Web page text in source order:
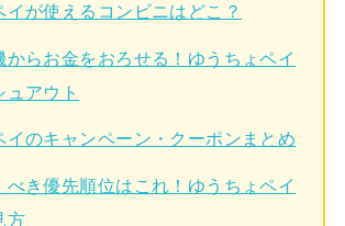
イが使えるコンビニはどこ？
からお金をおろせる！ゆうちょペイ
ュアウト
イのキャンペーン・クーポンまとめ
べき優先順位はこれ！ゆうちょペイ
方